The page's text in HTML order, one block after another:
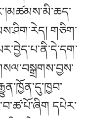
གཅིག་
དཔེར་